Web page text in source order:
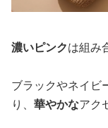
濃いピンクは組み
ブラックやネイビ
り、 華やかなアク